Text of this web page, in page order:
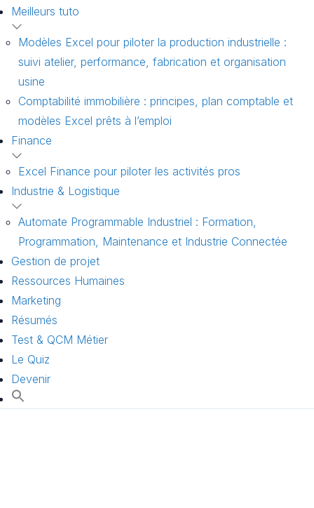
Meilleurs tuto
Modèles Excel pour piloter la production industrielle :
suivi atelier, performance, fabrication et organisation
usine
Comptabilité immobilière : principes, plan comptable et
modèles Excel prêts à l’emploi
Finance
Excel Finance pour piloter les activités pros
Industrie & Logistique
Automate Programmable Industriel : Formation,
Programmation, Maintenance et Industrie Connectée
Gestion de projet
Ressources Humaines
Marketing
Résumés
Test & QCM Métier
Le Quiz
Devenir